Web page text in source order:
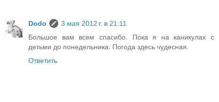
Dodo
3 мая 2012 г. в 21:11
Большое вам всем спасибо. Пока я на каникулах с
детьми до понедельника. Погода здесь чудесная.
Ответить